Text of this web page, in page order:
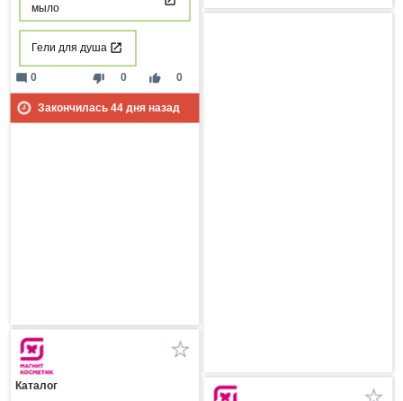
мыло
Гели для душа
thumb_down 0 thumb_up 0
mode_comment 0
Закончилась 44дня назад
Каталог